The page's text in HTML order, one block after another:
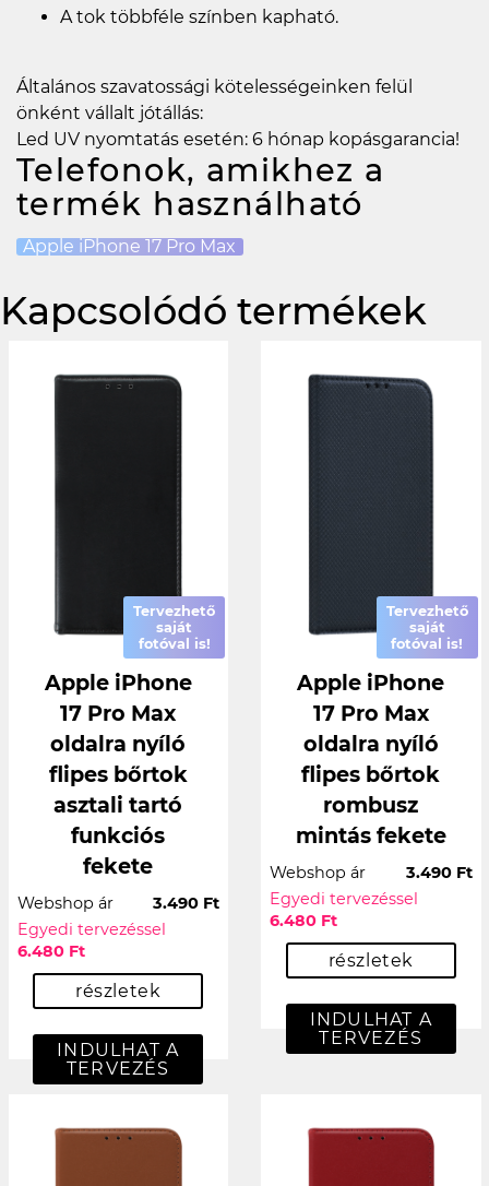
A tok többféle színben kapható.
Általános szavatossági kötelességeinken felül
önként vállalt jótállás:
Led UV nyomtatás esetén: 6 hónap kopásgarancia!
Telefonok, amikhez a
termék használható
Apple iPhone 17 Pro Max
Kapcsolódó termékek
Tervezhető
saját
fotóval is!
Apple iPhone
17 Pro Max
oldalra nyíló
flipes bőrtok
asztali tartó
funkciós
fekete
Webshop ár
3.490 Ft
Egyedi tervezéssel
6.480 Ft
részletek
INDULHAT A
TERVEZÉS
Tervezhető
saját
fotóval is!
Apple iPhone
17 Pro Max
oldalra nyíló
flipes bőrtok
rombusz
mintás fekete
Webshop ár
3.490 Ft
Egyedi tervezéssel
6.480 Ft
részletek
INDULHAT A
TERVEZÉS